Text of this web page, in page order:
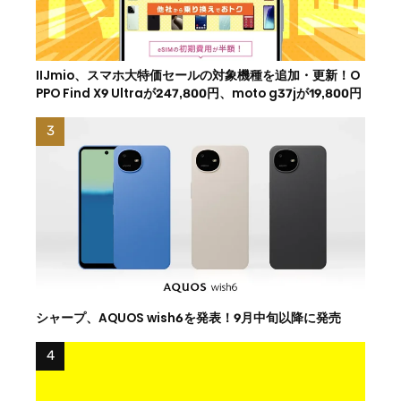
IIJmio、スマホ大特価セールの対象機種を追加・更新！O
PPO Find X9 Ultraが247,800円、moto g37jが19,800円
シャープ、AQUOS wish6を発表！9月中旬以降に発売